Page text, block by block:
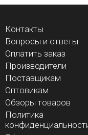
Контакты
Вопросы и ответы
Оплатить заказ
Производители
Поставщикам
Оптовикам
Обзоры товаров
Политика